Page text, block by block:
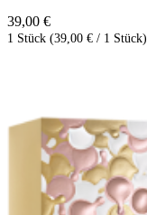
39,00 €
1 Stück (39,00 € / 1 Stück)